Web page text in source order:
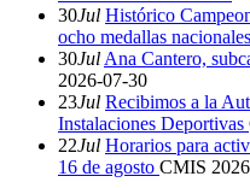
30Jul Histórico
ocho medallas nacionales
30Jul Ana Cantero,
2026-07-30
23Jul Recibimos a la
Instalaciones Deportivas
22Jul Horarios para
16 de agosto CMIS